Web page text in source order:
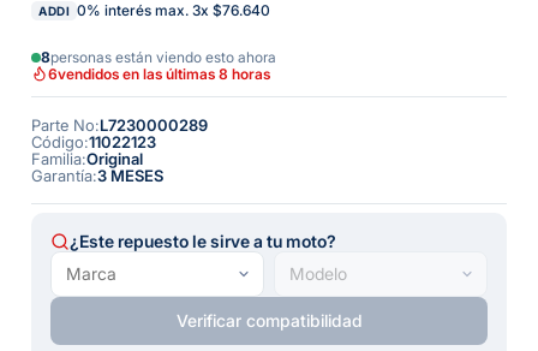
ADDI 0% interés max. 3x $76.640
8personas están viendo esto ahora
6vendidos en las últimas 8 horas
Parte No:L7230000289
Código:11022123
Familia:Original
Garantía:3 MESES
¿Este repuesto le sirve a tu moto?
Verificar compatibilidad